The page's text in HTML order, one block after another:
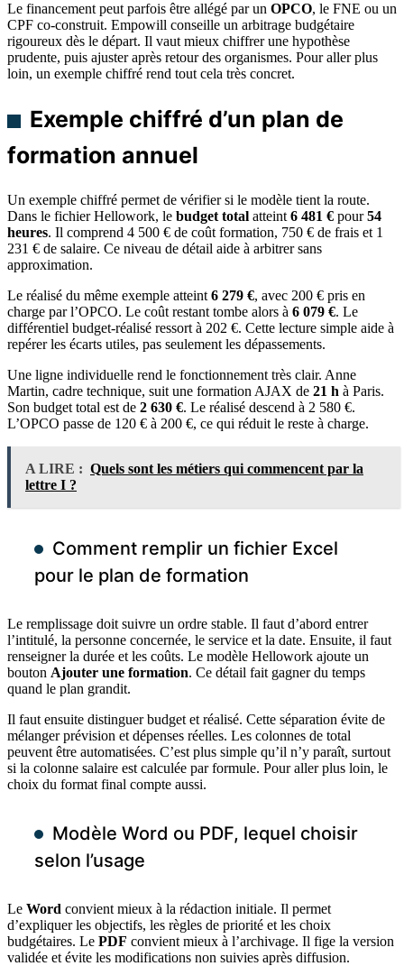
Le financement peut parfois être allégé par un OPCO, le FNE ou un
CPF co-construit. Empowill conseille un arbitrage budgétaire
rigoureux dès le départ. Il vaut mieux chiffrer une hypothèse
prudente, puis ajuster après retour des organismes. Pour aller plus
loin, un exemple chiffré rend tout cela très concret.
Exemple chiffré d’un plan de
formation annuel
Un exemple chiffré permet de vérifier si le modèle tient la route.
Dans le fichier Hellowork, le budget total atteint 6 481 € pour54
heures. Il comprend 4 500 € de coût formation, 750 € de frais et 1
231 € de salaire. Ce niveau de détail aide à arbitrer sans
approximation.
Le réalisé du même exemple atteint 6 279 €, avec 200 € pris en
charge par l’OPCO. Le coût restant tombe alors à 6 079 €. Le
différentiel budget-réalisé ressort à 202 €. Cette lecture simple aide à
repérer les écarts utiles, pas seulement les dépassements.
Une ligne individuelle rend le fonctionnement très clair. Anne
Martin, cadre technique, suit une formation AJAX de 21 h à Paris.
Son budget total est de 2 630 €. Le réalisé descend à 2 580 €.
L’OPCO passe de 120 € à 200 €, ce qui réduit le reste à charge.
A LIRE : Quels sont les métiers qui commencent par la
lettre I ?
Comment remplir un fichier Excel
pour le plan de formation
Le remplissage doit suivre un ordre stable. Il faut d’abord entrer
l’intitulé, la personne concernée, le service et la date. Ensuite, il faut
renseigner la durée et les coûts. Le modèle Hellowork ajoute un
bouton Ajouter une formation. Ce détail fait gagner du temps
quand le plan grandit.
Il faut ensuite distinguer budget et réalisé. Cette séparation évite de
mélanger prévision et dépenses réelles. Les colonnes de total
peuvent être automatisées. C’est plus simple qu’il n’y paraît, surtout
si la colonne salaire est calculée par formule. Pour aller plus loin, le
choix du format final compte aussi.
Modèle Word ou PDF, lequel choisir
selon l’usage
Le Word convient mieux à la rédaction initiale. Il permet
d’expliquer les objectifs, les règles de priorité et les choix
budgétaires. Le PDF convient mieux à l’archivage. Il fige la version
validée et évite les modifications non suivies après diffusion.